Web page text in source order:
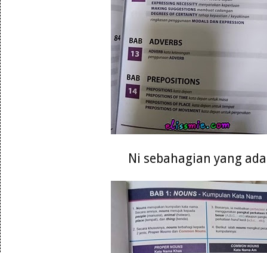
Ni sebahagian yang